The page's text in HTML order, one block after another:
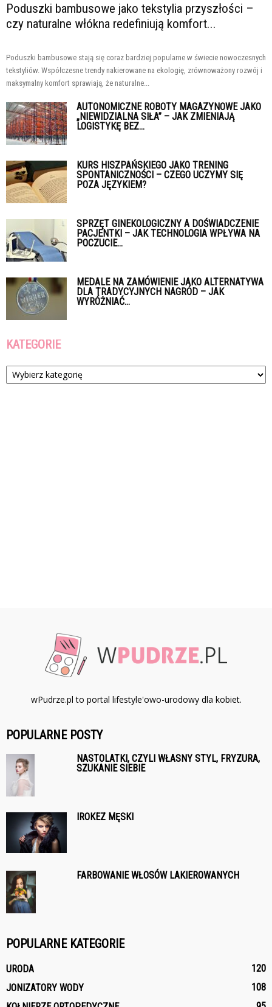
Poduszki bambusowe jako tekstylia przyszłości –
czy naturalne włókna redefiniują komfort...
Poduszki bambusowe stają się coraz bardziej popularne w świecie nowoczesnych
tekstyliów. Współczesne trendy nakierowane na ekologię, zrównoważony rozwój i
maksymalny komfort sprawiają, że naturalne...
AUTONOMICZNE ROBOTY MAGAZYNOWE JAKO
„NIEWIDZIALNA SIŁA” – JAK ZMIENIAJĄ
LOGISTYKĘ BEZ...
KURS HISZPAŃSKIEGO JAKO TRENING
SPONTANICZNOŚCI – CZEGO UCZYMY SIĘ
POZA JĘZYKIEM?
SPRZĘT GINEKOLOGICZNY A DOŚWIADCZENIE
PACJENTKI – JAK TECHNOLOGIA WPŁYWA NA
POCZUCIE...
MEDALE NA ZAMÓWIENIE JAKO ALTERNATYWA
DLA TRADYCYJNYCH NAGRÓD – JAK
WYRÓŻNIAĆ...
KATEGORIE
Kategorie
wPudrze.pl to portal lifestyle'owo-urodowy dla kobiet.
POPULARNE POSTY
NASTOLATKI, CZYLI WŁASNY STYL, FRYZURA,
SZUKANIE SIEBIE
IROKEZ MĘSKI
FARBOWANIE WŁOSÓW LAKIEROWANYCH
POPULARNE KATEGORIE
URODA
120
JONIZATORY WODY
108